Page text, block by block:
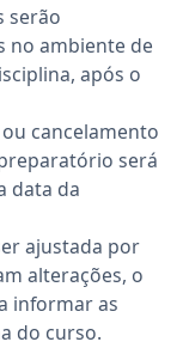
serão
no ambiente de
após o
cancelamento
será
data da
ajustada por
alterações, o
informar as
do curso.